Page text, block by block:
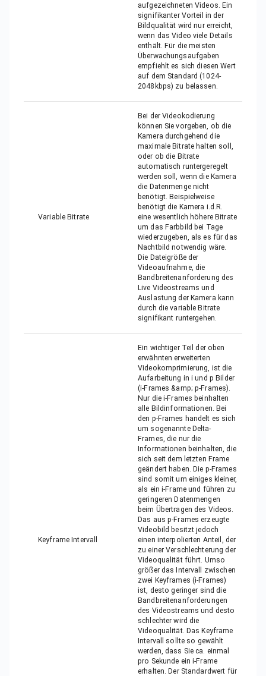
aufgezeichneten Videos. Ein
signifikanter Vorteil in der
Bildqualität wird nur erreicht,
wenn das Video viele Details
enthält. Für die meisten
Überwachungsaufgaben
empfiehlt es sich diesen Wert
auf dem Standard (1024-
2048kbps) zu belassen.
Variable Bitrate
Bei der Videokodierung
können Sie vorgeben, ob die
Kamera durchgehend die
maximale Bitrate halten soll,
oder ob die Bitrate
automatisch runtergeregelt
werden soll, wenn die Kamera
die Datenmenge nicht
benötigt. Beispielweise
benötigt die Kamera i.d.R.
eine wesentlich höhere Bitrate
um das Farbbild bei Tage
wiederzugeben, als es für das
Nachtbild notwendig wäre.
Die Dateigröße der
Videoaufnahme, die
Bandbreitenanforderung des
Live Videostreams und
Auslastung der Kamera kann
durch die variable Bitrate
signifikant runtergehen.
Keyframe Intervall
Ein wichtiger Teil der oben
erwähnten erweiterten
Videokomprimierung, ist die
Aufarbeitung in i und p Bilder
(i-Frames &amp; p-Frames).
Nur die i-Frames beinhalten
alle Bildinformationen. Bei
den p-Frames handelt es sich
um sogenannte Delta-
Frames, die nur die
Informationen beinhalten, die
sich seit dem letzten Frame
geändert haben. Die p-Frames
sind somit um einiges kleiner,
als ein i-Frame und führen zu
geringeren Datenmengen
beim Übertragen des Videos.
Das aus p-Frames erzeugte
Videobild besitzt jedoch
einen interpolierten Anteil, der
zu einer Verschlechterung der
Videoqualität führt. Umso
größer das Intervall zwischen
zwei Keyframes (i-Frames)
ist, desto geringer sind die
Bandbreitenanforderungen
des Videostreams und desto
schlechter wird die
Videoqualität. Das Keyframe
Intervall sollte so gewählt
werden, dass Sie ca. einmal
pro Sekunde ein i-Frame
erhalten. Der Standardwert für